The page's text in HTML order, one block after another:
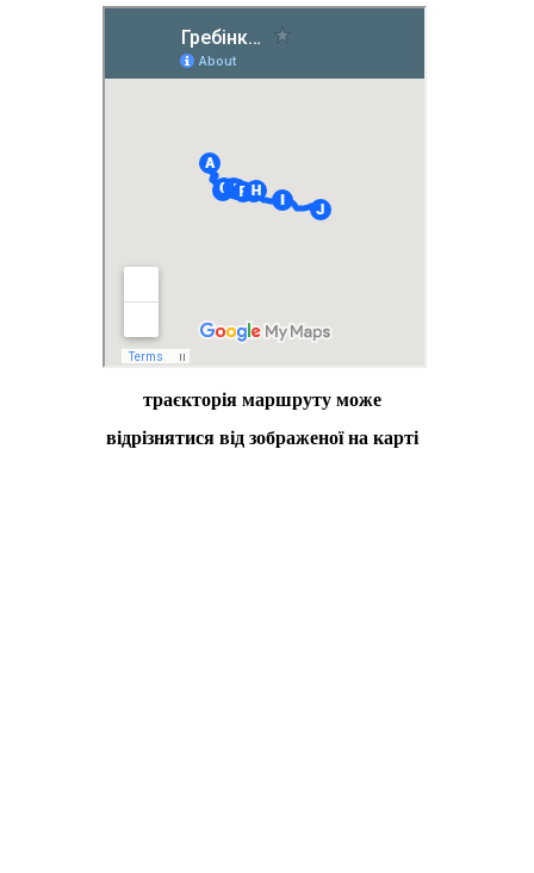
траєкторія маршруту може
відрізнятися від зображеної на карті